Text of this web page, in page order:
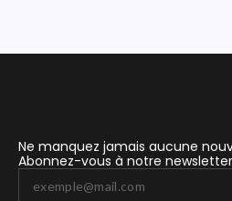
Ne manquez jamais aucune
Abonnez-vous à notre